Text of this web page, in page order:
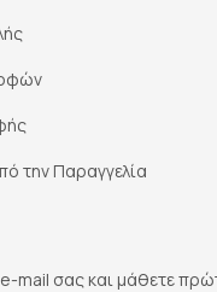
την Παραγγελία
mail σας και μάθετε